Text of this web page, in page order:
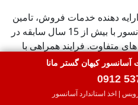
ارایه دهنده خدمات فروش، تامین
قطعات و سرویس و تعمیرات آسانسور با بیش از 15 سال سابقه در
متفاوت. فرایند همراهی با
محدود به دوره طراحی و اجرای
شرکت، پس از فروش نیز ادامه
کیهان گستر مانا
0912
| اخذ استاندارد آسانسور